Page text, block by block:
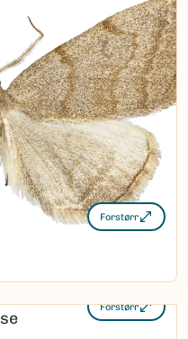
Forstørr
Forstørr